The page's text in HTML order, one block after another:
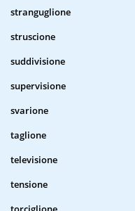
stranguglione
struscione
suddivisione
supervisione
svarione
taglione
televisione
tensione